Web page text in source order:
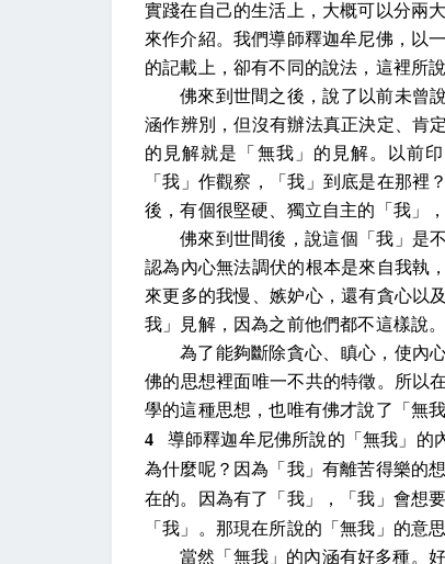
實踐在自己的生活上，大概可以分兩
來作介紹。我們導師釋迦牟尼佛，以
的記載上，卻有不同的說法，這裡所
佛來到世間之後，說了以前未曾
涵作辨別，但沒有辦法真正決定、肯
的見解就是「無我」的見解。以前
「我」作觀察，「我」到底是在那裡
後，有個很堅硬、獨立自主的「我」
佛來到世間後，說這個「我」是
認為內心無法調伏的根本是來自我執
來更多的我慢、嫉妒心，還有貪心以
我」見解，因為之前他們都不這樣說。
為了能夠斷除貪心、瞋心，使內
佛的思想裡面唯一不共的特徵。所以
學的這種思想，也唯有佛才說了「無我
4 導師釋迦牟尼佛所說的「無我」的
為什麼呢？因為「我」有離苦得樂的
在的。因為有了「我」，「我」會想
「我」。那現在所說的「無我」的意
當然「無我」的內涵有好多種。